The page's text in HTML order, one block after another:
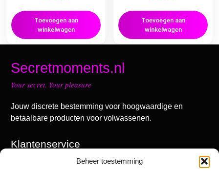
Beheer toestemming
Toevoegen aan
winkelwagen
Toevoegen aan
winkelwagen
Secretmoments.nl
Your secret. Your pleasure
Jouw discrete bestemming voor hoogwaardige en
betaalbare producten voor volwassenen.
Klantenservice